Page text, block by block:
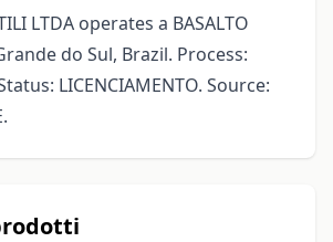
LTDA operates a BASALTO
do Sul, Brazil. Process:
LICENCIAMENTO. Source: